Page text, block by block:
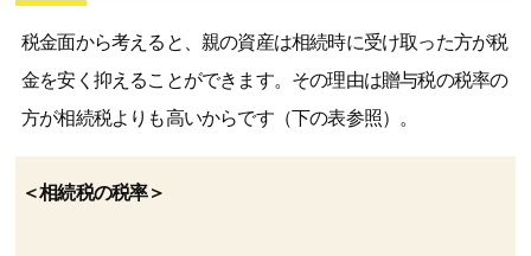
税金面から考えると、親の資産は相続時に受け取った方が税
金を安く抑えることができます。その理由は贈与税の税率の
方が相続税よりも高いからです（下の表参照）。
＜相続税の税率＞